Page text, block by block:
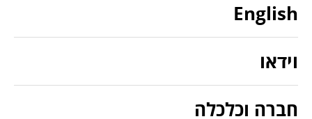
English
וידאו
חברה וכלכלה